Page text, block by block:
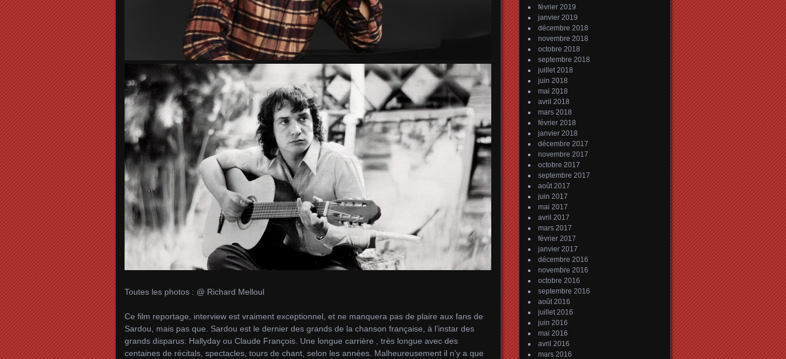
Toutes les photos : @ Richard Melloul
Ce film reportage, interview est vraiment exceptionnel, et ne manquera pas de plaire aux fans de
Sardou, mais pas que. Sardou est le dernier des grands de la chanson française, à l’instar des
grands disparus: Hallyday ou Claude François. Une longue carrière , très longue avec des
centaines de récitals, spectacles, tours de chant, selon les années. Malheureusement il n’y a que
février 2019
janvier 2019
décembre 2018
novembre 2018
octobre 2018
septembre 2018
juillet 2018
juin 2018
mai 2018
avril 2018
mars 2018
février 2018
janvier 2018
décembre 2017
novembre 2017
octobre 2017
septembre 2017
août 2017
juin 2017
mai 2017
avril 2017
mars 2017
février 2017
janvier 2017
décembre 2016
novembre 2016
octobre 2016
septembre 2016
août 2016
juillet 2016
juin 2016
mai 2016
avril 2016
mars 2016